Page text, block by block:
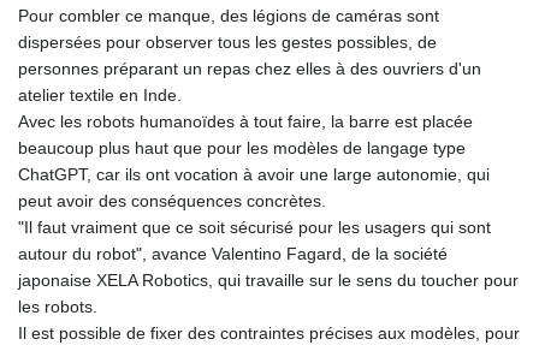
Pour combler ce manque, des légions de caméras sont
dispersées pour observer tous les gestes possibles, de
personnes préparant un repas chez elles à des ouvriers d'un
atelier textile en Inde.
Avec les robots humanoïdes à tout faire, la barre est placée
beaucoup plus haut que pour les modèles de langage type
ChatGPT, car ils ont vocation à avoir une large autonomie, qui
peut avoir des conséquences concrètes.
"Il faut vraiment que ce soit sécurisé pour les usagers qui sont
autour du robot", avance Valentino Fagard, de la société
japonaise XELA Robotics, qui travaille sur le sens du toucher pour
les robots.
Il est possible de fixer des contraintes précises aux modèles, pour